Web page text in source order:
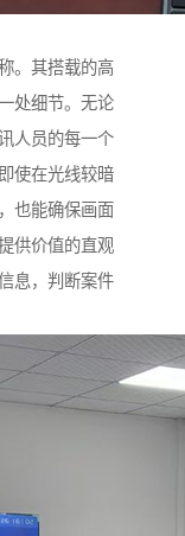
。其搭载的高
处细节。无论
人员的每一个
使在光线较暗
也能确保画面
供价值的直观
息，判断案件